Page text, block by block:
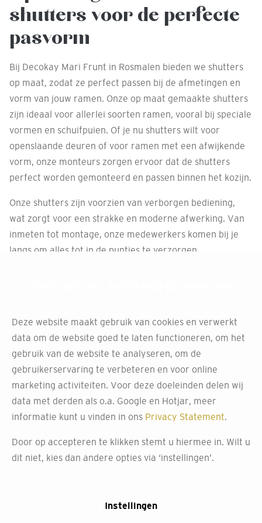
shutters voor de perfecte
pasvorm
Bij Decokay Mari Frunt in Rosmalen bieden we shutters
op maat, zodat ze perfect passen bij de afmetingen en
vorm van jouw ramen. Onze op maat gemaakte shutters
zijn ideaal voor allerlei soorten ramen, vooral bij speciale
vormen en schuifpuien. Of je nu shutters wilt voor
openslaande deuren of voor ramen met een afwijkende
vorm, onze monteurs zorgen ervoor dat de shutters
perfect worden gemonteerd en passen binnen het kozijn.
Onze shutters zijn voorzien van verborgen bediening,
wat zorgt voor een strakke en moderne afwerking. Van
inmeten tot montage, onze medewerkers komen bij je
langs om alles tot in de puntjes te verzorgen.
Kies voor onze
eenvoudige montage en
professionele service
Bij Decokay Mari Frunt staan onze monteurs klaar om
jouw shutters te monteren. Of het nu gaat om standaard
ramen, speciale raamvormen of openslaande deuren,
Alle benodigde montagematerialen en de shutters zelf
Deze website maakt gebruik van cookies en verwerkt
data om de website goed te laten functioneren, om het
gebruik van de website te analyseren, om de
gebruikerservaring te verbeteren en voor online
marketing activiteiten. Voor deze doeleinden delen wij
data met derden als o.a. Google en Hotjar, meer
informatie kunt u vinden in ons Privacy Statement.
Door op accepteren te klikken stemt u hiermee in. Wilt u
dit niet, kies dan andere opties via ‘instellingen’.
Instellingen